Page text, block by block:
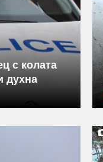
с колата
духна